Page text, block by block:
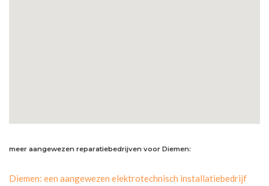
meer aangewezen reparatiebedrijven voor Diemen:
Diemen: een aangewezen elektrotechnisch installatiebedrijf